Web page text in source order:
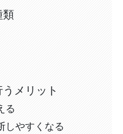
類
メリット
る
しやすくなる